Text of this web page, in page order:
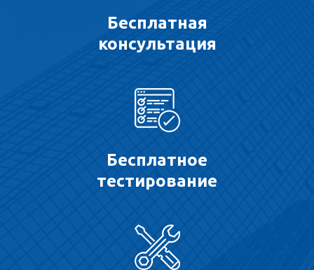
Бесплатная
консультация
Бесплатное
тестирование